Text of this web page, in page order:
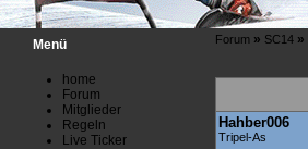
Menü
home
Forum
Mitglieder
Regeln
Live Ticker
Forum» SC14»
Hahber006
Tripel-As